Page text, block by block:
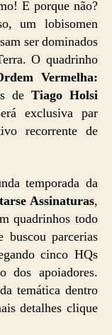
E porque não?
um lobisomen
ser dominados
O quadrinho
Vermelha:
deTiago Holsi
exclusiva par
recorrente de
temporada da
Assinaturas,
quadrinhos todo
buscou parcerias
cinco HQs
dos apoiadores.
temática dentro
detalhes clique